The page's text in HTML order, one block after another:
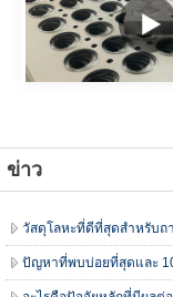
ข่าว
วัสดุโลหะที่ดีที่สุดสำหรับถ